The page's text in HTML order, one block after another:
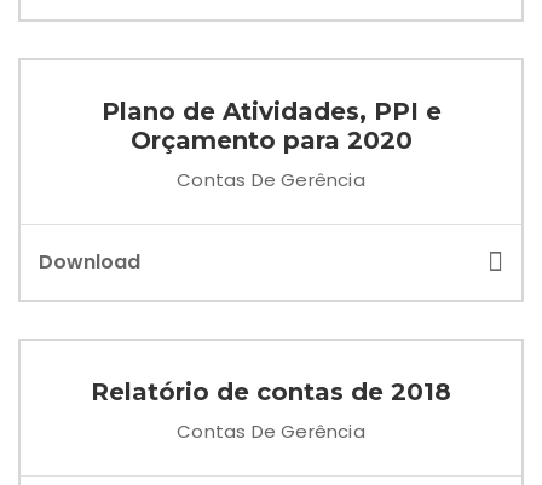
Plano de Atividades, PPI e
Orçamento para 2020
Contas De Gerência
Download
Relatório de contas de 2018
Contas De Gerência